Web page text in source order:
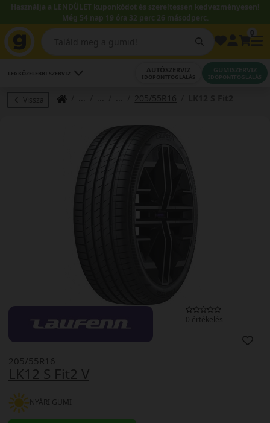
Használja a LENDÜLET kuponkódot és szereltessen kedvezményesen!
Még 54 nap 19 óra 32 perc 26 másodperc.
LEGKÖZELEBBI SZERVIZ AUTÓSZERVIZ
IDŐPONTFOGLALÁS
GUMISZERVIZ
IDŐPONTFOGLALÁS
Vissza 205/55R16
0 értékelés
LK12 S Fit2 V
205/55R16
NYÁRI GUMI